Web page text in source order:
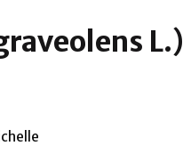
L.)